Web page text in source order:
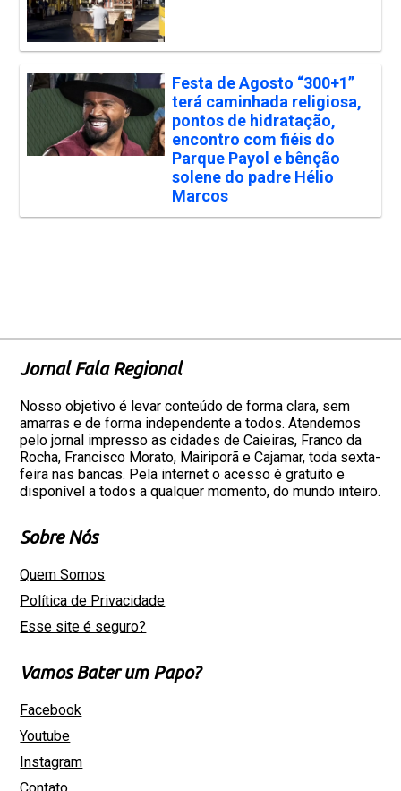
Festa de Agosto “300+1”
terá caminhada religiosa,
pontos de hidratação,
encontro com fiéis do
Parque Payol e bênção
solene do padre Hélio
Marcos
Jornal Fala Regional
Nosso objetivo é levar conteúdo de forma clara, sem
amarras e de forma independente a todos. Atendemos
pelo jornal impresso as cidades de Caieiras, Franco da
Rocha, Francisco Morato, Mairiporã e Cajamar, toda sexta-
feira nas bancas. Pela internet o acesso é gratuito e
disponível a todos a qualquer momento, do mundo inteiro.
Sobre Nós
Quem Somos
Política de Privacidade
Esse site é seguro?
Vamos Bater um Papo?
Facebook
Youtube
Instagram